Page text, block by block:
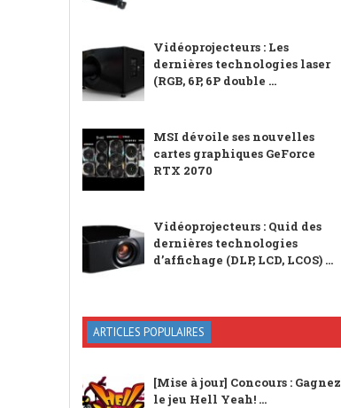
Vidéoprojecteurs : Les
dernières technologies laser
(RGB, 6P, 6P double ...
MSI dévoile ses nouvelles
cartes graphiques GeForce
RTX 2070
Vidéoprojecteurs : Quid des
dernières technologies
d’affichage (DLP, LCD, LCOS) ...
ARTICLES POPULAIRES
[Mise à jour] Concours : Gagnez
le jeu Hell Yeah! ...